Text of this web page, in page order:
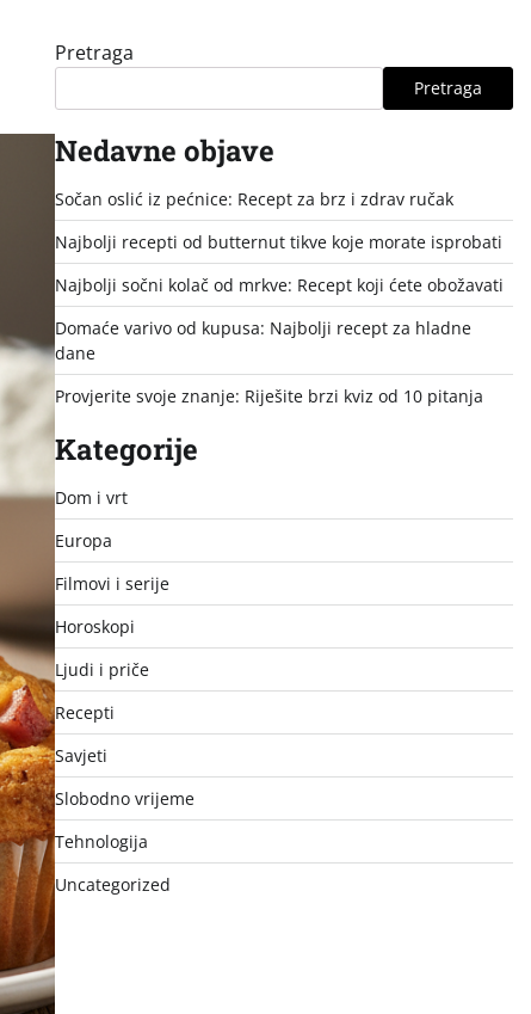
Pretraga
Pretraga
Nedavne objave
Sočan oslić iz pećnice: Recept za brz i zdrav ručak
Najbolji recepti od butternut tikve koje morate isprobati
Najbolji sočni kolač od mrkve: Recept koji ćete obožavati
Domaće varivo od kupusa: Najbolji recept za hladne
dane
Provjerite svoje znanje: Riješite brzi kviz od 10 pitanja
Kategorije
Dom i vrt
Europa
Filmovi i serije
Horoskopi
Ljudi i priče
Recepti
Savjeti
Slobodno vrijeme
Tehnologija
Uncategorized